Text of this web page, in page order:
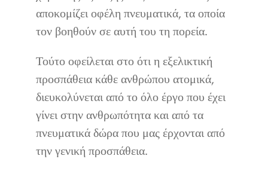
αποκομίζει οφέλη πνευματικά, τα οποία
τον βοηθούν σε αυτή του τη πορεία.
Τούτο οφείλεται στο ότι η εξελικτική
προσπάθεια κάθε ανθρώπου ατομικά,
διευκολύνεται από το όλο έργο που έχει
γίνει στην ανθρωπότητα και από τα
πνευματικά δώρα που μας έρχονται από
την γενική προσπάθεια.